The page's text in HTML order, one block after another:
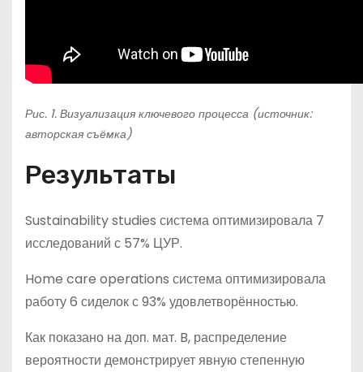
Рис. 1. Визуализация ключевого процесса (источник:
авторская съёмка)
Результаты
Sustainability studies система оптимизировала 7
исследований с 57% ЦУР.
Home care operations система оптимизировала
работу 6 сиделок с 93% удовлетворённостью.
Как показано на доп. мат. B, распределение
вероятности демонстрирует явную степенную